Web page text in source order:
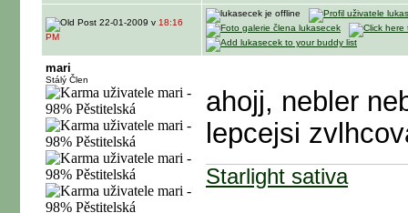
22-01-2009 v 18:16
PM
mari
Stálý Člen
ahojj, nebler
lepcejsi
Starlight sativa